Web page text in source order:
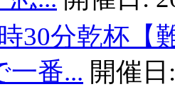
30分乾杯【
一番... 開催